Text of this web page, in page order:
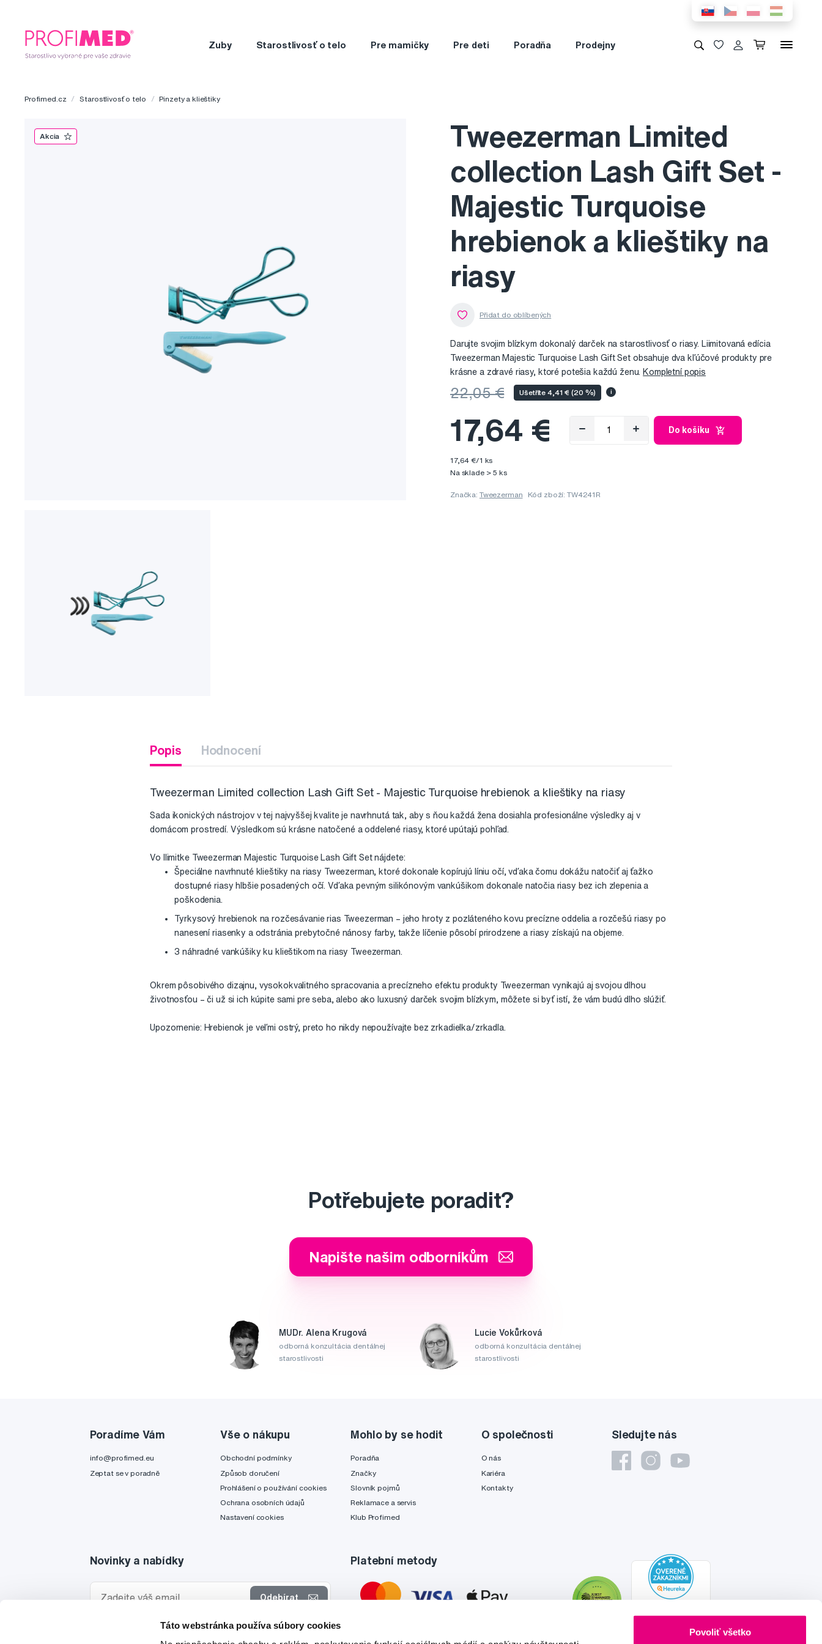
Táto webstránka používa súbory cookies
Povoliť všetko
Zuby Starostlivosť o telo Pre mamičky Pre deti Poradňa Prodejny
Profimed.cz Starostlivosť o telo Pinzety a klieštiky
Akcia
Tweezerman Limited
collection Lash Gift Set -
Majestic Turquoise
hrebienok a klieštiky na
riasy
Darujte svojim blízkym dokonalý darček na starostlivosť o riasy. Liimitovaná edícia
Tweezerman Majestic Turquoise Lash Gift Set obsahuje dva kľúčové produkty pre
krásne a zdravé riasy, ktoré potešia každú ženu. Kompletní popis
22,05 € Ušetříte 4,41 € (20 %) i
17,64 € Do košíku
17,64 €/1 ks
Na sklade > 5 ks
Značka: Tweezerman Kód zboží: TW4241R
Popis Hodnocení
Tweezerman Limited collection Lash Gift Set - Majestic Turquoise hrebienok a klieštiky na riasy
Sada ikonických nástrojov v tej najvyššej kvalite je navrhnutá tak, aby s ňou každá žena dosiahla profesionálne výsledky aj v
domácom prostredí. Výsledkom sú krásne natočené a oddelené riasy, ktoré upútajú pohľad.
Vo llimitke Tweezerman Majestic Turquoise Lash Gift Set nájdete:
Špeciálne navrhnuté klieštiky na riasy Tweezerman, ktoré dokonale kopírujú líniu očí, vďaka čomu dokážu natočiť aj ťažko
dostupné riasy hlbšie posadených očí. Vďaka pevným silikónovým vankúšikom dokonale natočia riasy bez ich zlepenia a
poškodenia.
Tyrkysový hrebienok na rozčesávanie rias Tweezerman – jeho hroty z pozláteného kovu precízne oddelia a rozčešú riasy po
nanesení riasenky a odstránia prebytočné nánosy farby, takže líčenie pôsobí prirodzene a riasy získajú na objeme.
3 náhradné vankúšiky ku klieštikom na riasy Tweezerman.
Okrem pôsobivého dizajnu, vysokokvalitného spracovania a precízneho efektu produkty Tweezerman vynikajú aj svojou dlhou
životnosťou – či už si ich kúpite sami pre seba, alebo ako luxusný darček svojim blízkym, môžete si byť istí, že vám budú dlho slúžiť.
Upozornenie: Hrebienok je veľmi ostrý, preto ho nikdy nepoužívajte bez zrkadielka/zrkadla.
Potřebujete poradit?
Napište našim odborníkům
MUDr. Alena Krugová
odborná konzultácia dentálnej
starostlivosti
Lucie Vokůrková
odborná konzultácia dentálnej
starostlivosti
Sledujte nás
Poradíme Vám
info@profimed.eu
Zeptat se v poradně
Vše o nákupu
Obchodní podmínky
Způsob doručení
Prohlášení o používání cookies
Ochrana osobních údajů
Nastavení cookies
Mohlo by se hodit
Poradňa
Značky
Slovník pojmů
Reklamace a servis
Klub Profimed
O společnosti
O nás
Kariéra
Kontakty
Novinky a nabídky
Odebírat
Platební metody